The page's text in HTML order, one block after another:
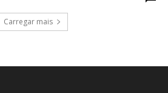
Carregar mais